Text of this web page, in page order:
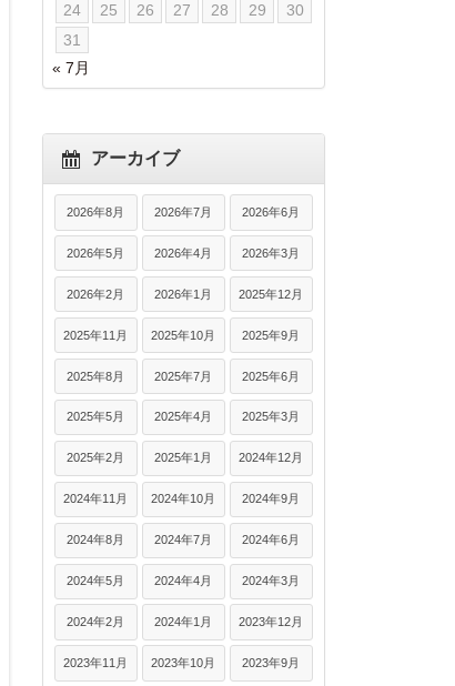
24
25 26 27 28 29
30
31
« 7月
アーカイブ
2026年8月 2026年7月 2026年6月
2026年5月 2026年4月 2026年3月
2026年2月 2026年1月 2025年12月
2025年11月 2025年10月 2025年9月
2025年8月 2025年7月 2025年6月
2025年5月 2025年4月 2025年3月
2025年2月 2025年1月 2024年12月
2024年11月 2024年10月 2024年9月
2024年8月 2024年7月 2024年6月
2024年5月 2024年4月 2024年3月
2024年2月 2024年1月 2023年12月
2023年11月 2023年10月 2023年9月